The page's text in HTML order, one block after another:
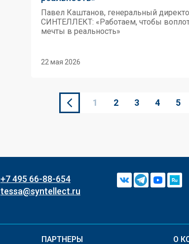
Павел Каштанов, генеральный
СИНТЕЛЛЕКТ: «Работаем, чтобы
мечты в реальность»
22 мая 2026
1 2 3 4 5
+7 495 66-88-654
tessa@syntellect.ru
ПАРТНЕРЫ О